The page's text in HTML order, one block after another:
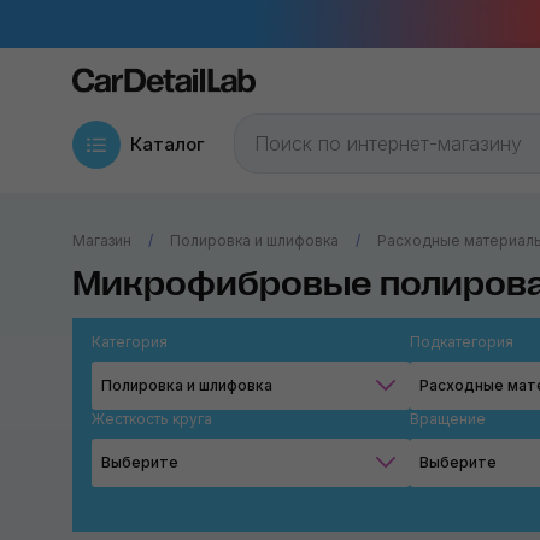
Каталог
Магазин Полировка и шлифовка Расходные
Микрофибровые
Категория
Полировка и шлифовка
Подкатегория
Жесткость круга
Выберите
Вращение
Выберите